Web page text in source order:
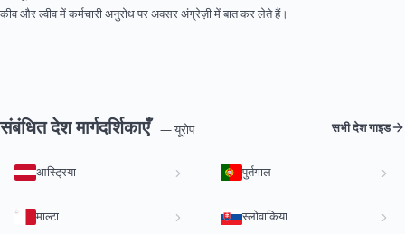
कीव और ल्वीव में कर्मचारी अनुरोध पर अक्सर अंग्रेज़ी में बात कर लेते हैं।
संबंधित देश मार्गदर्शिकाएँ — यूरोप सभी देश गाइड
आस्ट्रिया पुर्तगाल
माल्टा स्लोवाकिया